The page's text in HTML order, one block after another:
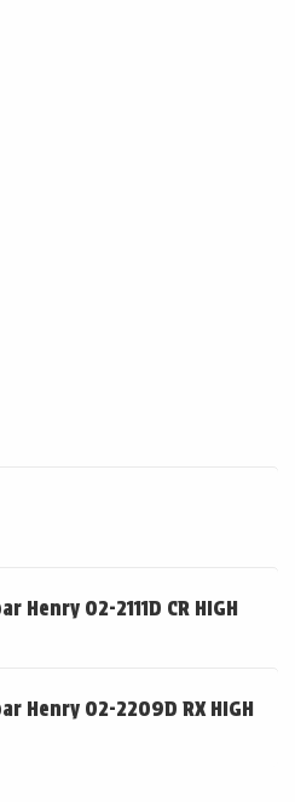
Henry 02-2111D CR HIGH
Henry 02-2209D RX HIGH